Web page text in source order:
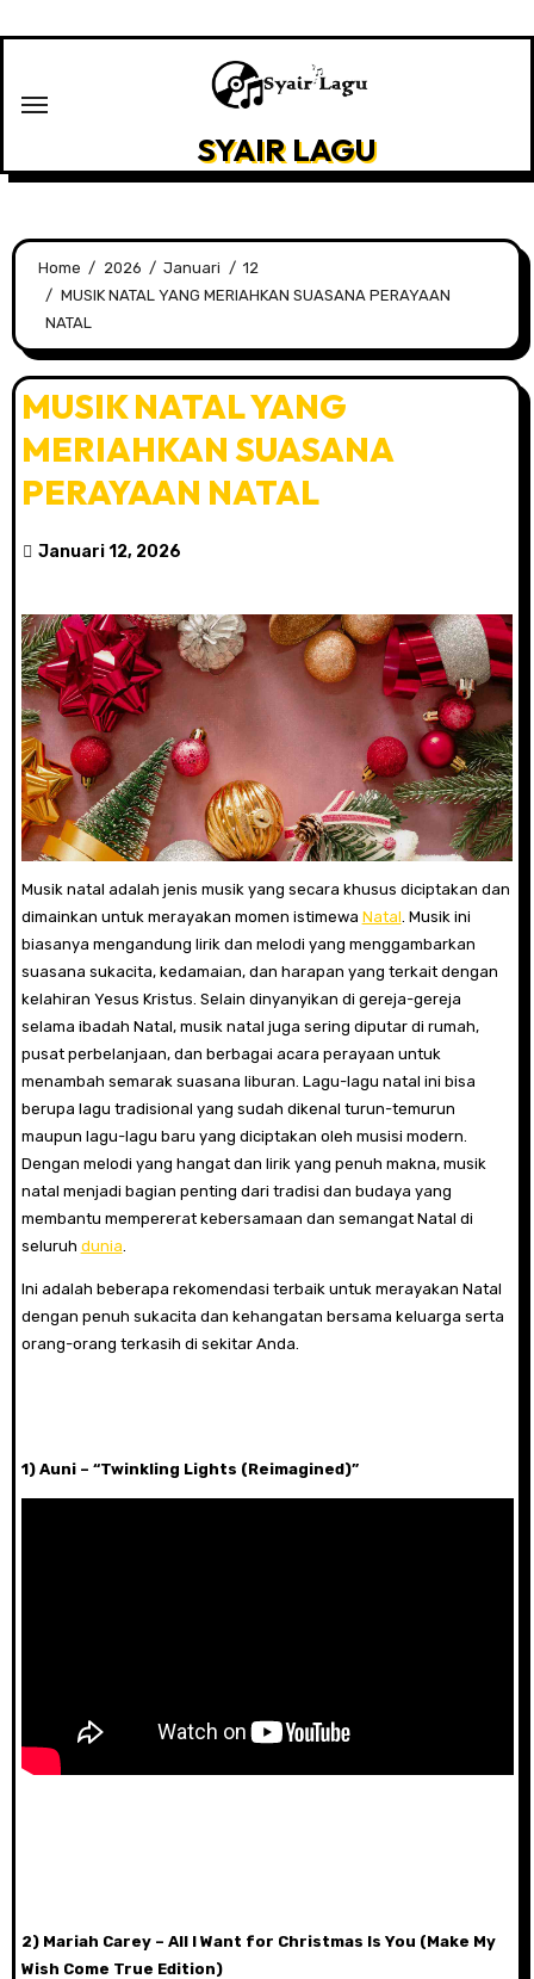
SYAIR LAGU
Home 2026 Januari
12
MUSIK NATAL YANG MERIAHKAN SUASANA PERAYAAN
NATAL
MUSIK NATAL YANG
MERIAHKAN SUASANA
PERAYAAN NATAL
Januari 12, 2026
Musik natal adalah jenis musik yang secara khusus diciptakan dan
dimainkan untuk merayakan momen istimewa Natal. Musik ini
biasanya mengandung lirik dan melodi yang menggambarkan
suasana sukacita, kedamaian, dan harapan yang terkait dengan
kelahiran Yesus Kristus. Selain dinyanyikan di gereja-gereja
selama ibadah Natal, musik natal juga sering diputar di rumah,
pusat perbelanjaan, dan berbagai acara perayaan untuk
menambah semarak suasana liburan. Lagu-lagu natal ini bisa
berupa lagu tradisional yang sudah dikenal turun-temurun
maupun lagu-lagu baru yang diciptakan oleh musisi modern.
Dengan melodi yang hangat dan lirik yang penuh makna, musik
natal menjadi bagian penting dari tradisi dan budaya yang
membantu mempererat kebersamaan dan semangat Natal di
seluruh dunia.
Ini adalah beberapa rekomendasi terbaik untuk merayakan Natal
dengan penuh sukacita dan kehangatan bersama keluarga serta
orang-orang terkasih di sekitar Anda.
1) Auni – “Twinkling Lights (Reimagined)”
2) Mariah Carey – All I Want for Christmas Is You (Make My
Wish Come True Edition)